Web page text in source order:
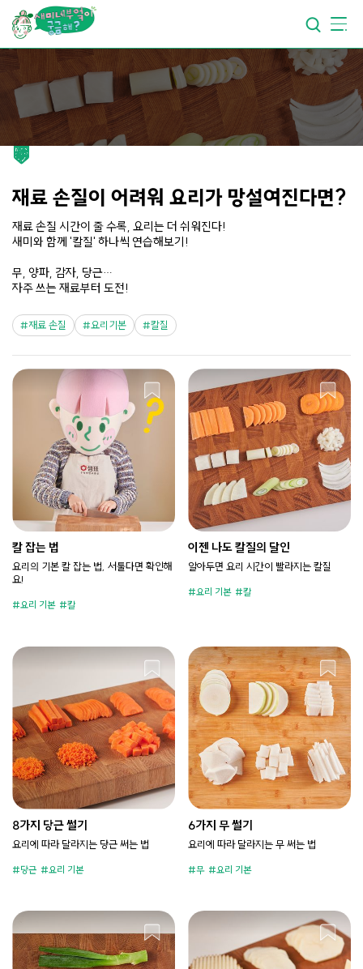
요리가건강해지는부엌
요리가 쉬워지는 부엌
재료 손질이 어려워 요리가 망설여진다면?
재료 손질 시간이 줄 수록, 요리는 더 쉬워진다!
새미와 함께 '칼질' 하나씩 연습해보기!
무, 양파, 감자, 당근…
자주 쓰는 재료부터 도전!
재료 손질 요리기본 칼질
칼 잡는 법
요리의 기본 칼 잡는 법, 서툴다면 확인해
요!
요리 기본 칼
이젠 나도 칼질의 달인
알아두면 요리 시간이 빨라지는 칼질
요리 기본 칼
8가지 당근 썰기
요리에 따라 달라지는 당근 써는 법
당근 요리 기본
6가지 무 썰기
요리에 따라 달라지는 무 써는 법
무 요리 기본